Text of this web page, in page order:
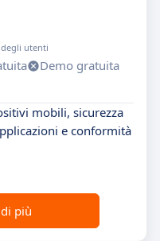
degli utenti
Demo gratuita
mobili, sicurezza
e conformità
più